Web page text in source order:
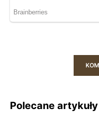
Polecane artykuły